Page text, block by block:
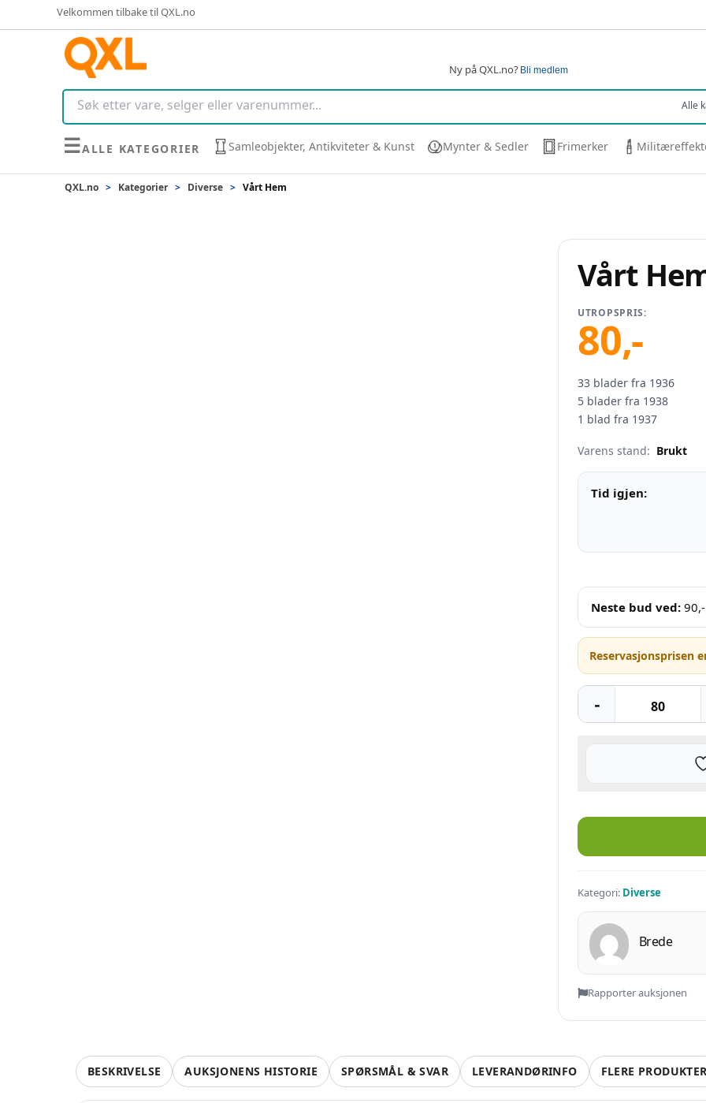
Velkommen tilbake til QXL.no
Ny på QXL.no? Bli medlem
☰ALLE KATEGORIER Samleobjekter, Antikviteter & Kunst Mynter & Sedler Frimerker
QXL.no > Kategorier > Diverse > Vårt Hem
Vårt
UTROPSPRIS:
80,-
33 blader fra 1936
5 blader fra 1938
1 blad fra 1937
Varens stand: Brukt
Tid igjen:
Neste bud ved: 90,-
Reservasjonsprisen
Vårt Hem antall
Kategori: Diverse
Brede
Rapporter auksjonen
BESKRIVELSE AUKSJONENS HISTORIE SPØRSMÅL & SVAR LEVERANDØRINFO FLERE PRODUKTER